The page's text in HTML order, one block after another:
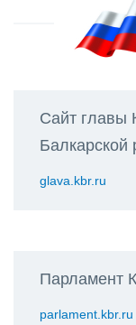
Сайт главы
Балкарской
glava.kbr.ru
Парламент
parlament.kbr.ru